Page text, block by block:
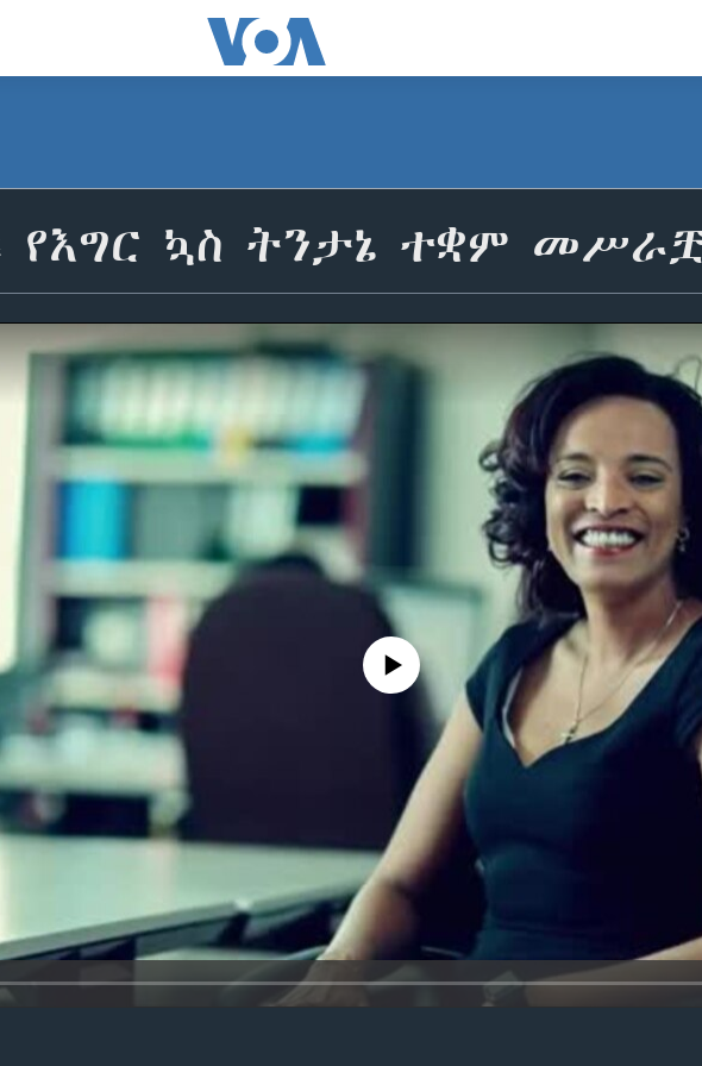
የእግር ኳስ ትንታኔ ተቋም
No media source currently available